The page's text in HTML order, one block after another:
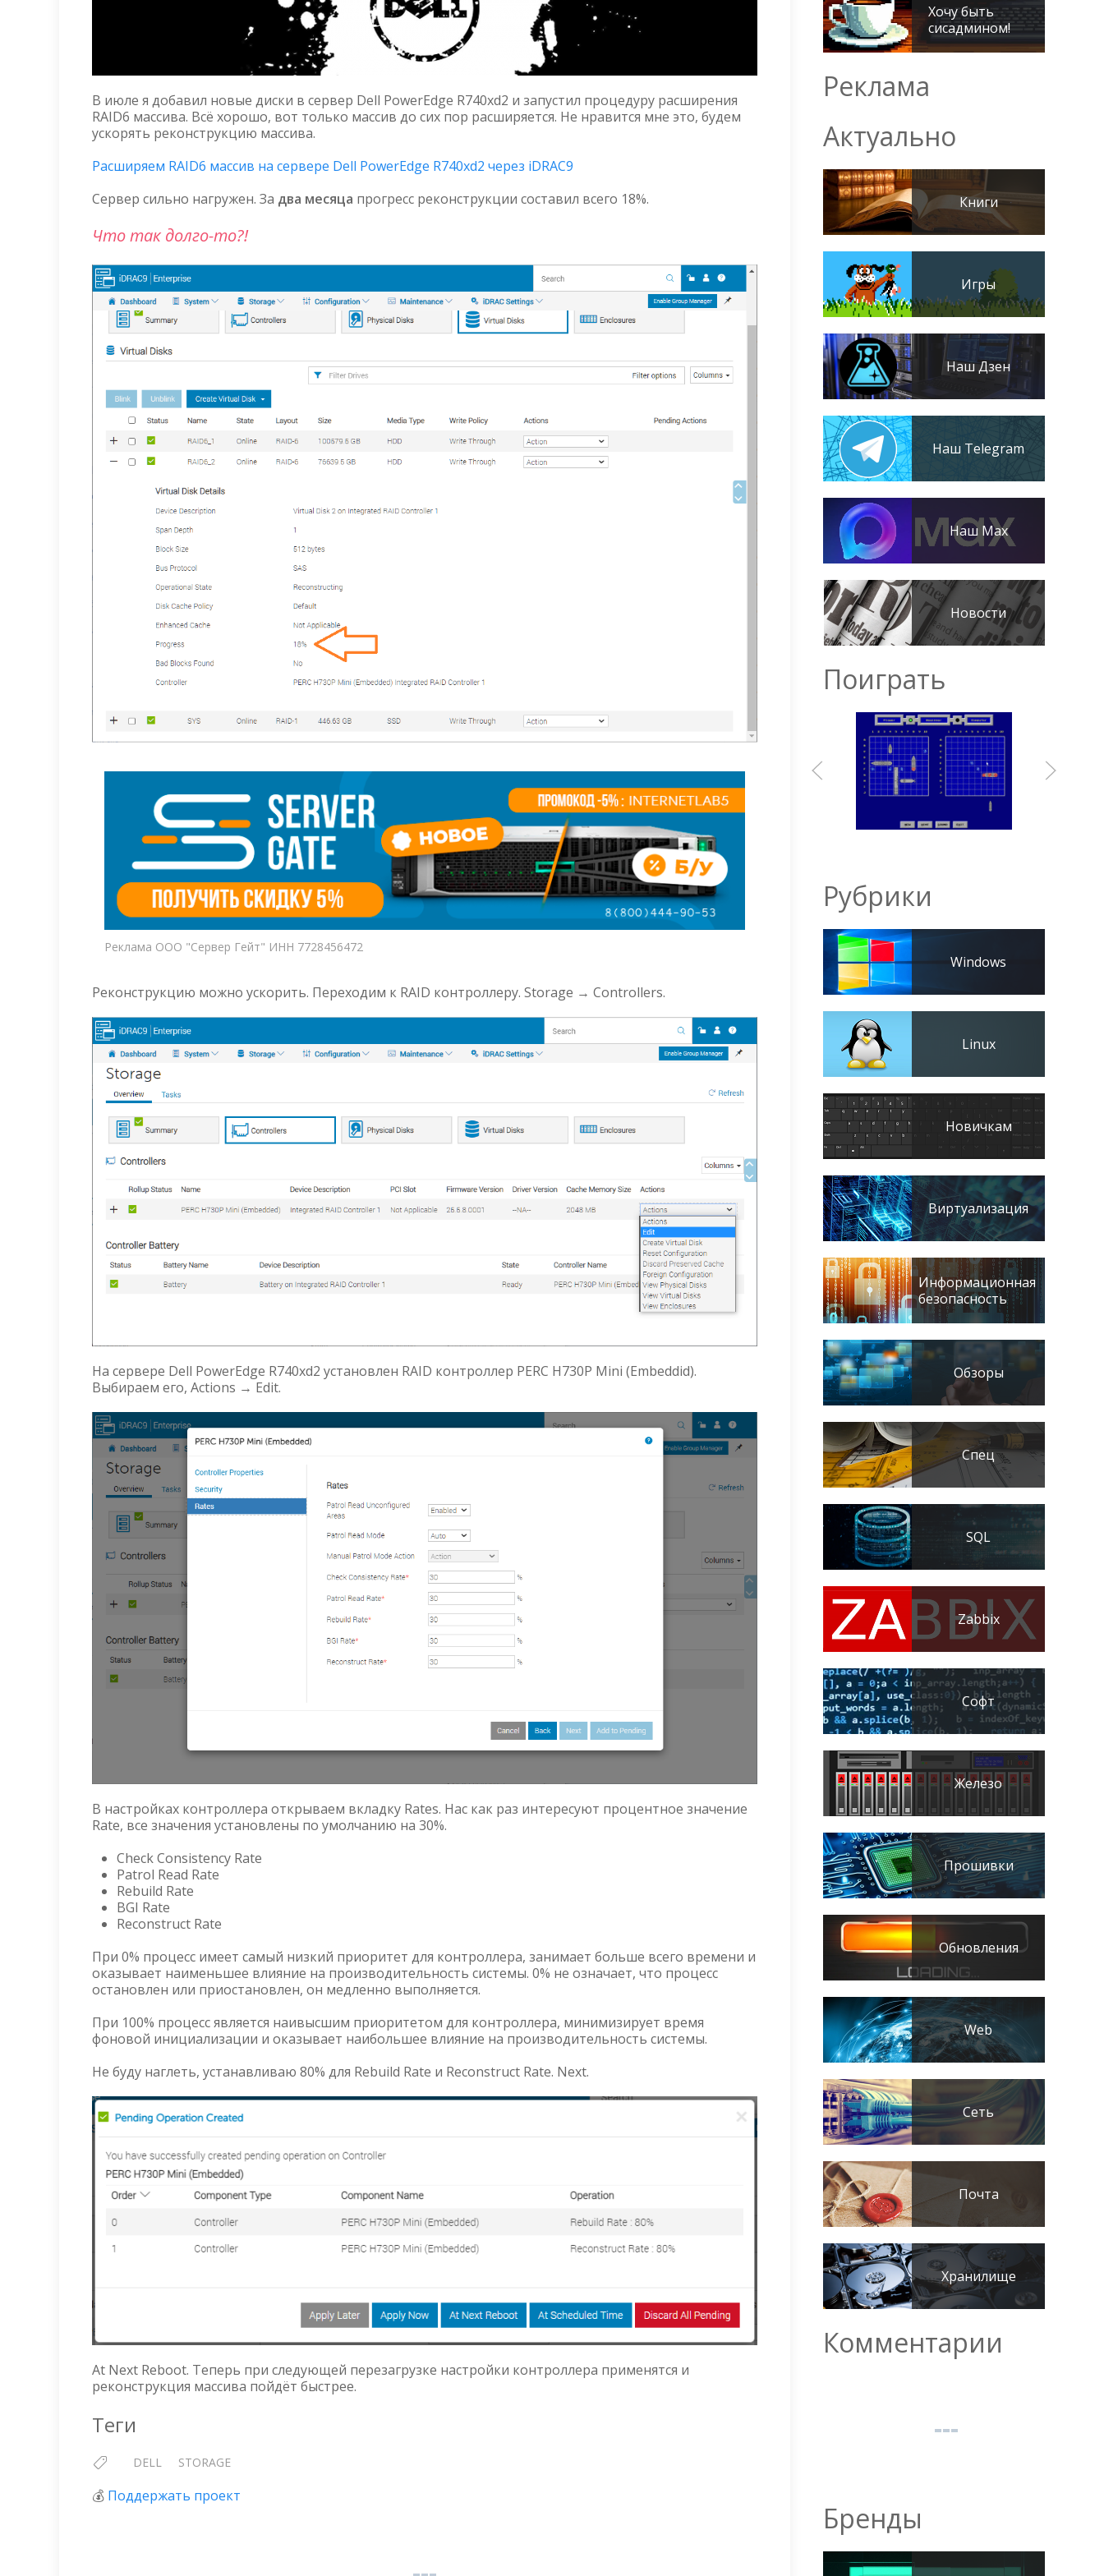
В июле я добавил новые диски в сервер Dell PowerEdge R740xd2 и запустил процедуру расширения
RAID6 массива. Всё хорошо, вот только массив до сих пор расширяется. Не нравится мне это, будем
ускорять реконструкцию массива.
Расширяем RAID6 массив на сервере Dell PowerEdge R740xd2 через iDRAC9
Сервер сильно нагружен. За два месяца прогресс реконструкции составил всего 18%.
Что так долго-то?!
Реклама ООО "Сервер Гейт" ИНН 7728456472
Реконструкцию можно ускорить. Переходим к RAID контроллеру. Storage → Controllers.
На сервере Dell PowerEdge R740xd2 установлен RAID контроллер PERC H730P Mini (Embeddid).
Выбираем его, Actions → Edit.
В настройках контроллера открываем вкладку Rates. Нас как раз интересуют процентное значение
Rate, все значения установлены по умолчанию на 30%.
Check Consistency Rate
Patrol Read Rate
Rebuild Rate
BGI Rate
Reconstruct Rate
При 0% процесс имеет самый низкий приоритет для контроллера, занимает больше всего времени и
оказывает наименьшее влияние на производительность системы. 0% не означает, что процесс
остановлен или приостановлен, он медленно выполняется.
При 100% процесс является наивысшим приоритетом для контроллера, минимизирует время
фоновой инициализации и оказывает наибольшее влияние на производительность системы.
Не буду наглеть, устанавливаю 80% для Rebuild Rate и Reconstruct Rate. Next.
At Next Reboot. Теперь при следующей перезагрузке настройки контроллера применятся и
реконструкция массива пойдёт быстрее.
Теги
DELL STORAGE
💰 Поддержать проект
Хочу быть
сисадмином!
Реклама
Актуально
Книги
Игры
Наш Дзен
Наш Telegram
Наш Max
Новости
Поиграть
Рубрики
Windows
Linux
Новичкам
Виртуализация
Информационная
безопасность
Обзоры
Спец
SQL
Zabbix
Софт
Железо
Прошивки
Обновления
Web
Сеть
Почта
Хранилище
Комментарии
Бренды